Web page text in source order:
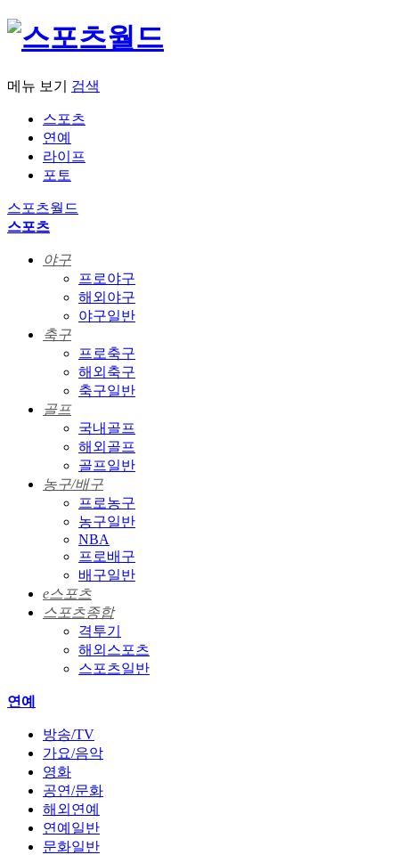
메뉴 보기 검색
스포츠
연예
라이프
포토
스포츠월드
스포츠
야구
프로야구
해외야구
야구일반
축구
프로축구
해외축구
축구일반
골프
국내골프
해외골프
골프일반
농구/배구
프로농구
농구일반
NBA
프로배구
배구일반
e스포츠
스포츠종합
격투기
해외스포츠
스포츠일반
연예
방송/TV
가요/음악
영화
공연/문화
해외연예
연예일반
문화일반